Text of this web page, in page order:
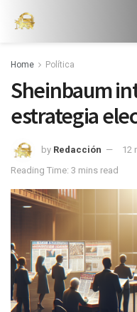
Home Política
Sheinbaum
estrategia
by Redacción
12
Reading Time: 3 mins read